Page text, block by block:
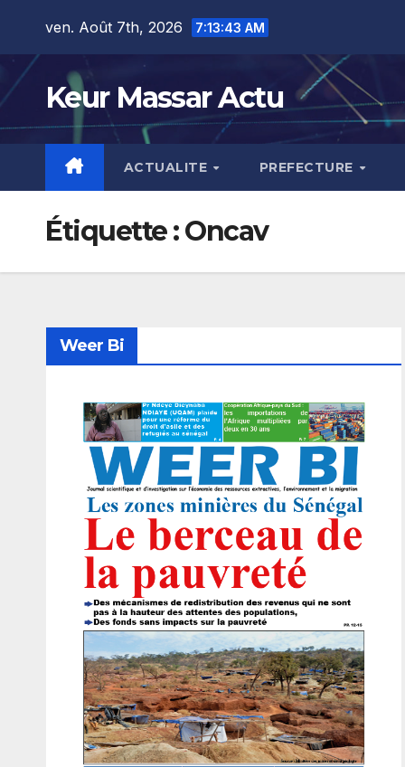
content
ven. Août 7th, 2026 7:13:44 AM
Keur Massar Actu
ACTUALITE PREFECTURE
Étiquette :Oncav
Weer Bi